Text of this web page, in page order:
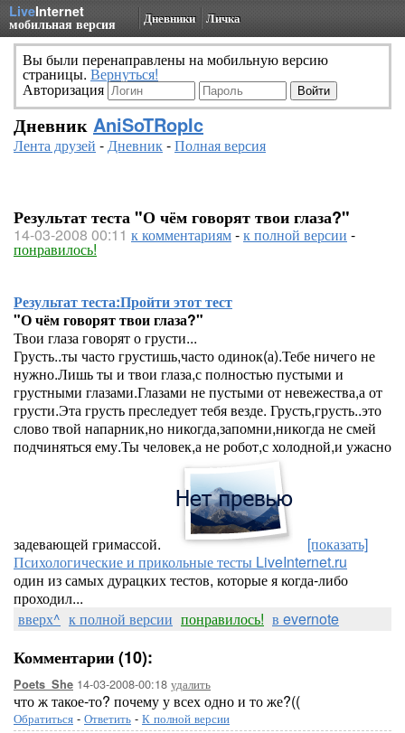
LiveInternet
мобильная версия Дневники Личка
Вы были перенаправлены на мобильную версию
страницы. Вернуться!
Авторизация
Дневник AniSoTRopIc
Лента друзей -Дневник-Полная версия
Результат теста "О чём говорят твои глаза?"
14-03-2008 00:11 к комментариям-к полной версии -
понравилось!
Результат теста:Пройти этот тест
"О чём говорят твои глаза?"
Твои глаза говорят о грусти...
Грусть..ты часто грустишь,часто одинок(а).Тебе ничего не
нужно.Лишь ты и твои глаза,с полностью пустыми и
грустными глазами.Глазами не пустыми от невежества,а от
грусти.Эта грусть преследует тебя везде. Грусть,грусть..это
слово твой напарник,но никогда,запомни,никогда не смей
подчиняться ему.Ты человек,а не робот,с холодной,и ужасно
задевающей гримассой.
[показать]
Психологические и прикольные тесты LiveInternet.ru
один из самых дурацких тестов, которые я когда-либо
проходил...
вверх^ к полной версии понравилось! в evernote
Комментарии (10):
Poets_She 14-03-2008-00:18 удалить
что ж такое-то? почему у всех одно и то же?((
Обратиться - Ответить - К полной версии